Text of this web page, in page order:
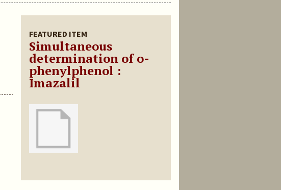
FEATURED ITEM
Simultaneous
determination of o-
phenylphenol :
Imazalil